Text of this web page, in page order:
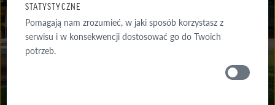
GDZIE
STATYSTYCZNE
Pomagają nam zrozumieć, w jaki sposób korzystasz z
serwisu i w konsekwencji dostosować go do Twoich
potrzeb.